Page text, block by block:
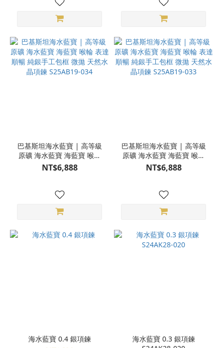
巴基斯坦海水藍寶 | 高等級
原礦 海水藍寶 海藍寶 喉輪
表達順暢 純銀手工包框 微拋
天然水晶項鍊 S25AB19-034
NT$6,888
巴基斯坦海水藍寶 | 高等級
原礦 海水藍寶 海藍寶 喉輪
表達順暢 純銀手工包框 微拋
天然水晶項鍊 S25AB19-033
NT$6,888
海水藍寶 0.4 銀項鍊
海水藍寶 0.3 銀項鍊